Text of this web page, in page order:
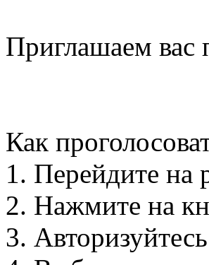
Приглашаем вас
Как
1. Перейдите на
2. Нажмите на
3.